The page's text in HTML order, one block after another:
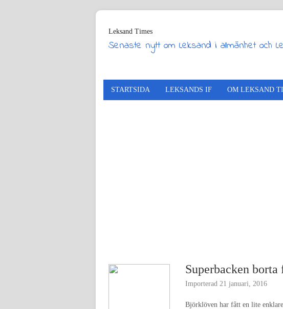
Leksand Times
Senaste nytt om Leksand i allmänhet och
STARTSIDA LEKSANDS IF OM LEKSAND
Superbacken borta
Importerad 21 januari, 2016
Björklöven har fått en lite